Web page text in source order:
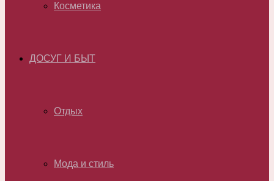
Косметика
ДОСУГ И БЫТ
Отдых
Мода и стиль